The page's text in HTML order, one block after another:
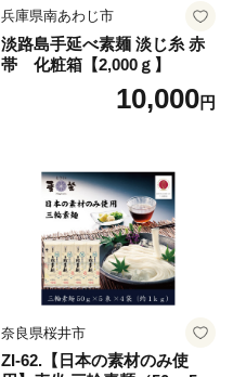
兵庫県南あわじ市
淡路島手延べ素麺 淡じ糸 赤
帯 化粧箱【2,000ｇ】
10,000円
奈良県桜井市
ZI-62.【日本の素材のみ使